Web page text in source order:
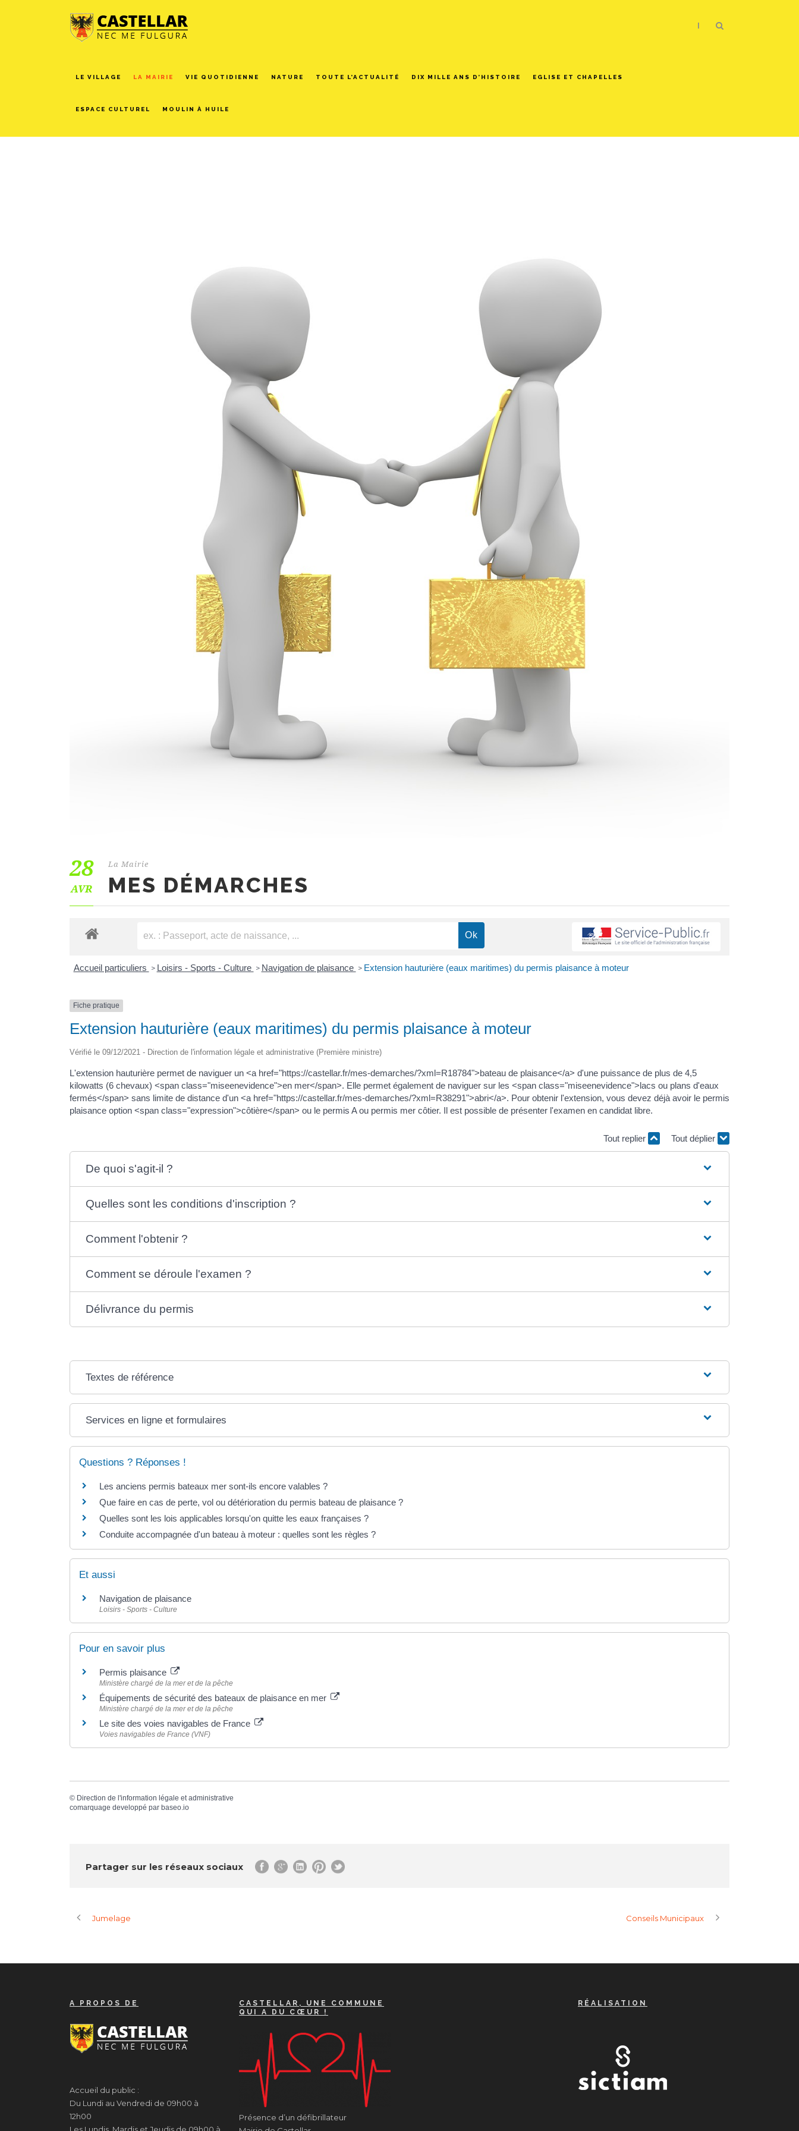
LE VILLAGE LA MAIRIE VIE QUOTIDIENNE NATURE TOUTE L’ACTUALITÉ DIX MILLE ANS D’HISTOIRE EGLISE ET CHAPELLES
ESPACE CULTUREL MOULIN À HUILE
|
28
AVR
La Mairie
MES DÉMARCHES
Accueil particuliers > Loisirs - Sports - Culture > Navigation de plaisance > Extension hauturière (eaux maritimes) du permis plaisance à moteur
Fiche pratique
Extension hauturière (eaux maritimes) du permis plaisance à moteur
Vérifié le 09/12/2021 - Direction de l'information légale et administrative (Première ministre)
L'extension hauturière permet de naviguer un <a href="https://castellar.fr/mes-demarches/?xml=R18784">bateau de plaisance</a> d'une puissance de plus de 4,5
kilowatts (6 chevaux) <span class="miseenevidence">en mer</span>. Elle permet également de naviguer sur les <span class="miseenevidence">lacs ou plans d'eaux
fermés</span> sans limite de distance d'un <a href="https://castellar.fr/mes-demarches/?xml=R38291">abri</a>. Pour obtenir l'extension, vous devez déjà avoir le permis
plaisance option <span class="expression">côtière</span> ou le permis A ou permis mer côtier. Il est possible de présenter l'examen en candidat libre.
Tout replier Tout déplier
De quoi s'agit-il ?
Quelles sont les conditions d'inscription ?
Comment l'obtenir ?
Comment se déroule l'examen ?
Délivrance du permis
Textes de référence
Services en ligne et formulaires
Questions ? Réponses !
Les anciens permis bateaux mer sont-ils encore valables ?
Que faire en cas de perte, vol ou détérioration du permis bateau de plaisance ?
Quelles sont les lois applicables lorsqu'on quitte les eaux françaises ?
Conduite accompagnée d'un bateau à moteur : quelles sont les règles ?
Et aussi
Navigation de plaisance
Loisirs - Sports - Culture
Pour en savoir plus
Permis plaisance
Ministère chargé de la mer et de la pêche
Équipements de sécurité des bateaux de plaisance en mer
Ministère chargé de la mer et de la pêche
Le site des voies navigables de France
Voies navigables de France (VNF)
© Direction de l'information légale et administrative
comarquage developpé par baseo.io
Partager sur les réseaux sociaux
Jumelage Conseils Municipaux
A PROPOS DE
Accueil du public :
Du Lundi au Vendredi de 09h00 à
12h00
Les Lundis, Mardis et Jeudis de 09h00 à
CASTELLAR, UNE COMMUNE
QUI A DU CŒUR !
Présence d’un défibrillateur
RÉALISATION